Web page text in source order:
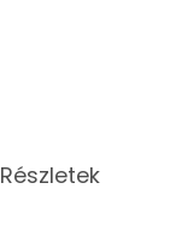
Részletek